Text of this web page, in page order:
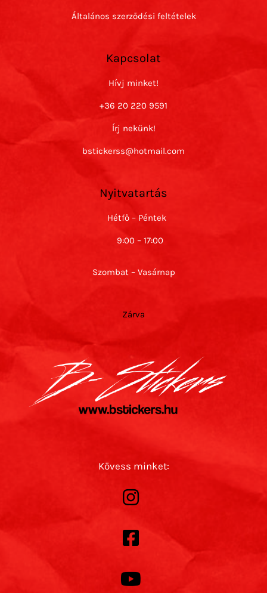
Általános szerződési feltételek
Kapcsolat
Hívj minket!
+36 20 220 9591
Írj nekünk!
bstickerss@hotmail.com
Nyitvatartás
Hétfő – Péntek
9:00 – 17:00
Szombat – Vasárnap
Zárva
Kövess minket: